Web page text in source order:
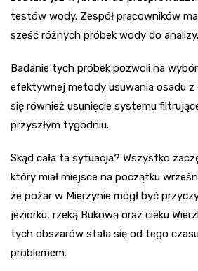
testów wody. Zespół pracowników
sześć różnych próbek wody do analizy.
Badanie tych próbek pozwoli na
efektywnej metody usuwania osadu z
się również usunięcie systemu
przyszłym tygodniu.
Skąd cała ta sytuacja? Wszystko
który miał miejsce na początku
że pożar w Mierzynie mógł być
jeziorku, rzeką Bukową oraz cieku
tych obszarów stała się od tego
problemem.